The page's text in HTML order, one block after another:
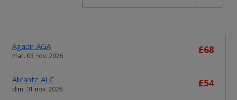
Agadir AGA
mar. 03 nov. 2026
£68
Alicante ALC
dim. 01 nov. 2026
£54